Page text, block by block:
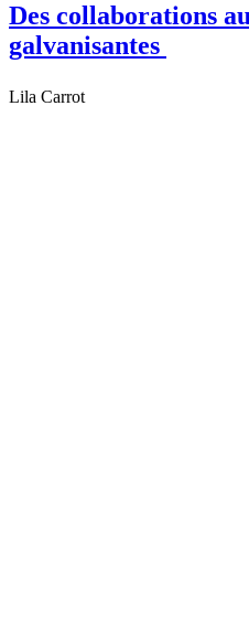
Des collaborations
galvanisantes
Lila Carrot